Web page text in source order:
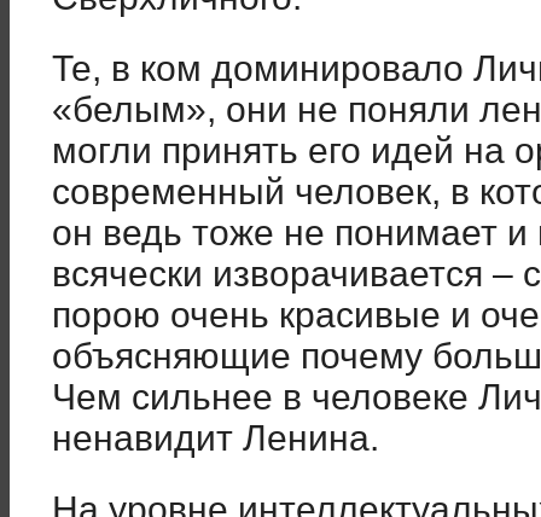
Те, в ком доминировало
«белым», они не поняли
могли принять его идей на
современный человек, в
он ведь тоже не понимает
всячески изворачивается –
порою очень красивые и
объясняющие почему
Чем сильнее в человеке
ненавидит Ленина.